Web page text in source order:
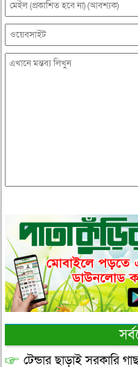
টেন্ডার ছাড়াই সরকারি